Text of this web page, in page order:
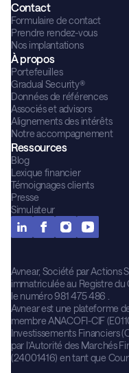
Contact
Formulaire de contact
Prendre rendez-vous
Nos implantations
À propos
Portefeuilles
Gradual Security®
Données de références
Associés et advisors
Alignements des intérêts
Notre accompagnement
Ressources
Blog
Lexique financier
Témoignages clients
Presse
Simulateur
Avnear, Société par Actions
immatriculée au Registre du
le numéro 981 475 486 .
Avnear est une plateforme
membre ANACOFI-CIF
Investissements Financiers
par l’Autorité des Marchés
(24001416) en tant que